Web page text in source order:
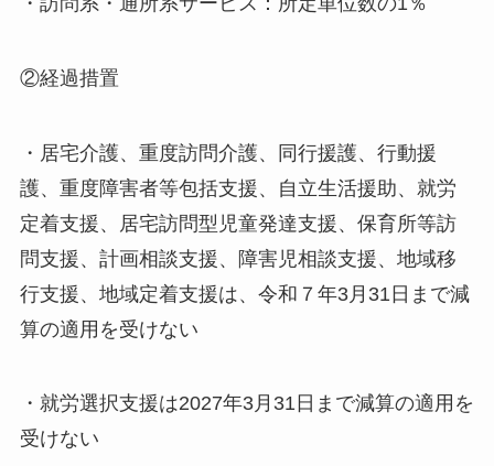
②経過措置
・居宅介護、重度訪問介護、同行援護、行動援
護、重度障害者等包括支援、自立生活援助、就労
定着支援、居宅訪問型児童発達支援、保育所等訪
問支援、計画相談支援、障害児相談支援、地域移
行支援、地域定着支援は、令和７年3月31日まで減
算の適用を受けない
・就労選択支援は2027年3月31日まで減算の適用を
受けない